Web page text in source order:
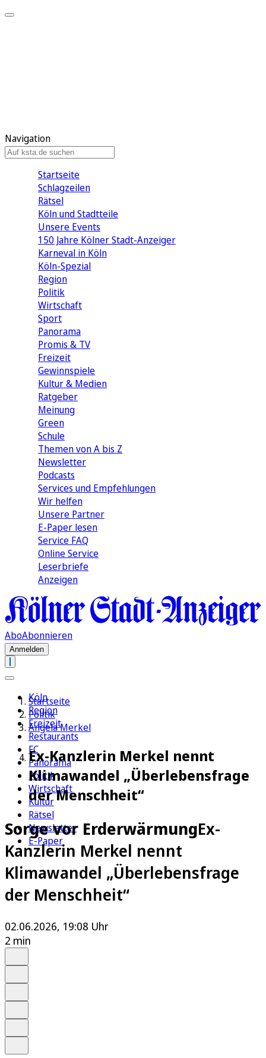
Navigation
Startseite
Schlagzeilen
Rätsel
Köln und Stadtteile
Unsere Events
150 Jahre Kölner Stadt-Anzeiger
Karneval in Köln
Köln-Spezial
Region
Politik
Wirtschaft
Sport
Panorama
Promis & TV
Freizeit
Gewinnspiele
Kultur & Medien
Ratgeber
Meinung
Green
Schule
Themen von A bis Z
Newsletter
Podcasts
Services und Empfehlungen
Wir helfen
Unsere Partner
E-Paper lesen
Service FAQ
Online Service
Leserbriefe
Anzeigen
AboAbonnieren
Anmelden
Köln
Region
Freizeit
Restaurants
FC
Panorama
Politik
Wirtschaft
Kultur
Rätsel
Newsletter
E-Paper
Startseite
Politik
Angela Merkel
Ex-Kanzlerin Merkel nennt
Klimawandel „Überlebensfrage
der Menschheit“
Sorge vor ErderwärmungEx-
Kanzlerin Merkel nennt
Klimawandel „Überlebensfrage
der Menschheit“
02.06.2026, 19:08 Uhr
2 min